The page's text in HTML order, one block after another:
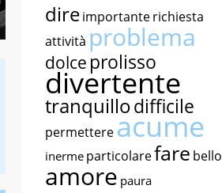
direimportanterichiesta
attività problema
dolce prolisso
divertente
tranquillodifficile
permettereacume
inerme particolarefare bello
amore paura